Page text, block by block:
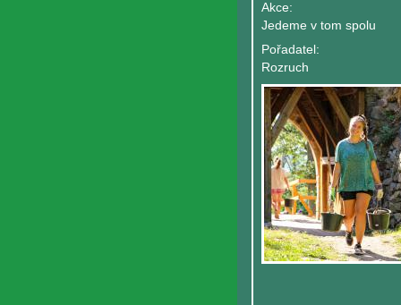
Akce:
Jedeme v tom spolu
Pořadatel:
Rozruch